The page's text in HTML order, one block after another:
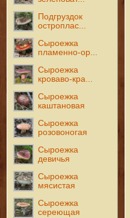
Подгруздок
остроплас...
Сыроежка
пламенно-ор...
Сыроежка
кроваво-кра...
Сыроежка
каштановая
Сыроежка
розовоногая
Сыроежка
девичья
Сыроежка
мясистая
Сыроежка
сереющая